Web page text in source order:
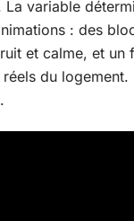
La variable
: des
et calme, et un
du logement.